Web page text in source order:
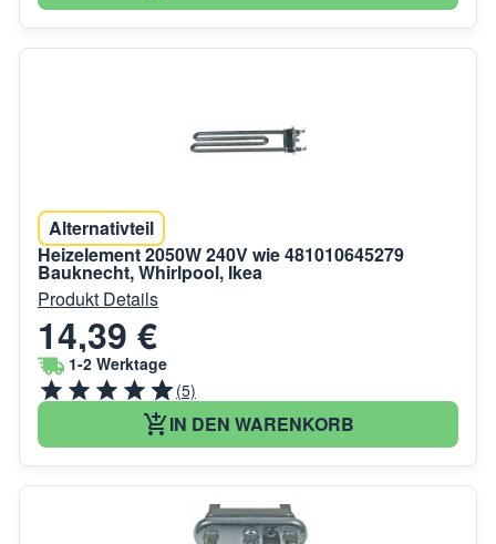
Alternativteil
Heizelement 2050W 240V wie 481010645279
Bauknecht, Whirlpool, Ikea
Produkt Details
14,39 €
1-2 Werktage
(5)
IN DEN WARENKORB